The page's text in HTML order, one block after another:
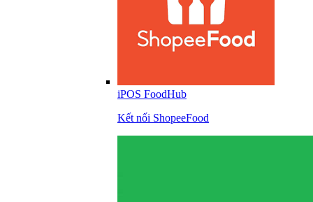
iPOS FoodHub
Kết nối ShopeeFood